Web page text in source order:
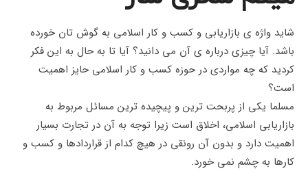
شاید واژه ی بازاریابی و کسب و کار اسلامی به گوش تان خورده
باشد. آیا چیزی درباره ی آن می دانید؟ آیا تا به حال به این فکر
کردید که چه مواردی در حوزه کسب و کار اسلامی حایز اهمیت
است؟
مسلما یکی از پربحت ترین و پیچیده ترین مسائل مربوط به
بازاریابی اسلامی، اخلاق است زیرا توجه به آن در تجارت بسیار
اهمیت دارد و بدون آن رونقی در هیچ کدام از قراردادها و کسب و
کارها به چشم نمی خورد.